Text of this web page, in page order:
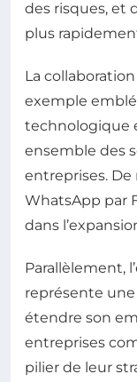
des risques, et
plus
La
exemple
technologique
ensemble des
entreprises. De
WhatsApp par
dans
Parallèlement,
représente
étendre son
entreprises
pilier de leur